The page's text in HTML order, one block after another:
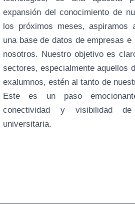
expansión del conocimiento de
los próximos meses,
una base de datos de empresas
nosotros. Nuestro objetivo es
sectores, especialmente aquellos
exalumnos, estén al tanto de
Este es un paso
conectividad y visibilidad de
universitaria.